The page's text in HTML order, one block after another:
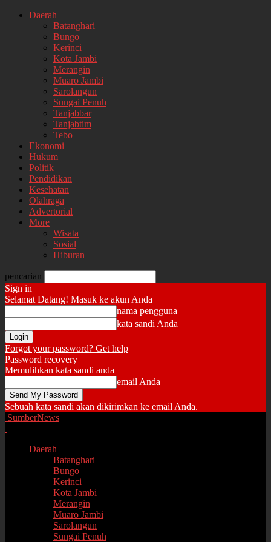
Daerah
Batanghari
Bungo
Kerinci
Kota Jambi
Merangin
Muaro Jambi
Sarolangun
Sungai Penuh
Tanjabbar
Tanjabtim
Tebo
Ekonomi
Hukum
Politik
Pendidikan
Kesehatan
Olahraga
Advertorial
More
Wisata
Sosial
Hiburan
pencarian
Sign in
Selamat Datang! Masuk ke akun Anda
nama pengguna
kata sandi Anda
Forgot your password? Get help
Password recovery
Memulihkan kata sandi anda
email Anda
Sebuah kata sandi akan dikirimkan ke email Anda.
SumberNews
Daerah
Batanghari
Bungo
Kerinci
Kota Jambi
Merangin
Muaro Jambi
Sarolangun
Sungai Penuh